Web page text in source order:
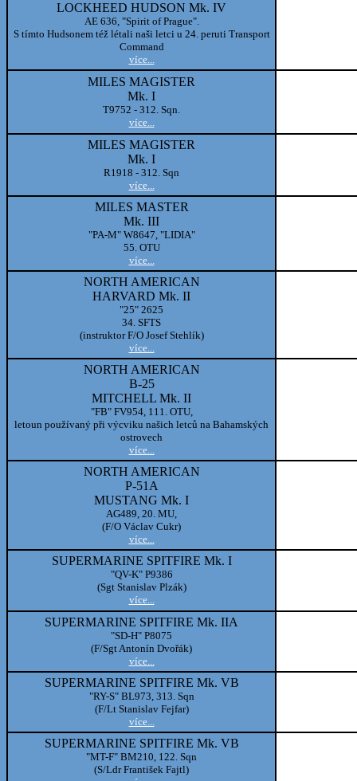
LOCKHEED HUDSON Mk. IV
AE 636, "Spirit of Prague".
S tímto Hudsonem též létali naši letci u 24. peruti Transport
Command
více...
MILES MAGISTER
Mk. I
T9752 - 312. Sqn.
více...
MILES MAGISTER
Mk. I
R1918 - 312. Sqn
více...
MILES MASTER
Mk. III
"PA-M" W8647, "LIDIA"
55. OTU
více...
NORTH AMERICAN
HARVARD Mk. II
"25" 2625
34. SFTS
(instruktor F/O Josef Stehlík)
více...
NORTH AMERICAN
B-25
MITCHELL Mk. II
"FB" FV954, 111. OTU,
letoun používaný při výcviku našich letců na Bahamských
ostrovech
více...
NORTH AMERICAN
P-51A
MUSTANG Mk. I
AG489, 20. MU,
(F/O Václav Cukr)
více...
SUPERMARINE SPITFIRE Mk. I
"QV-K" P9386
(Sgt Stanislav Plzák)
více...
SUPERMARINE SPITFIRE Mk. IIA
"SD-H" P8075
(F/Sgt Antonín Dvořák)
více...
SUPERMARINE SPITFIRE Mk. VB
"RY-S" BL973, 313. Sqn
(F/Lt Stanislav Fejfar)
více...
SUPERMARINE SPITFIRE Mk. VB
"MT-F" BM210, 122. Sqn
(S/Ldr František Fajtl)